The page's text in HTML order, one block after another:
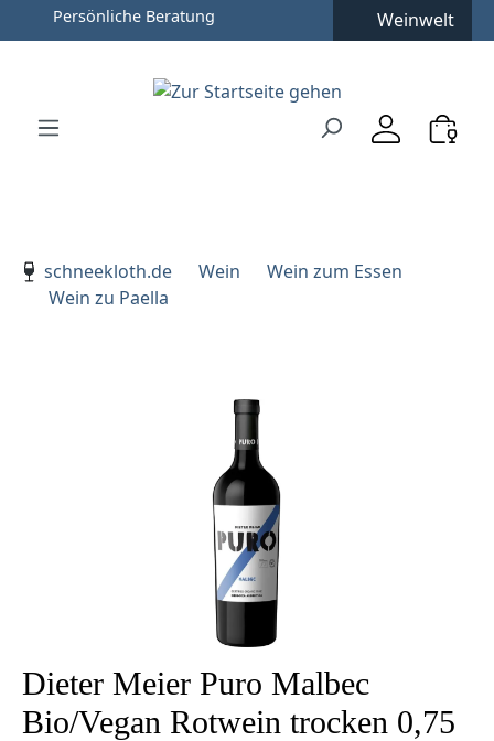
Zum Hauptinhalt springen
Zur Hauptnavigation springen
Persönliche Beratung Weinwelt
schneekloth.de
Wein
Wein zum Essen
Wein zu Paella
Bildergalerie überspringen
Dieter Meier Puro Malbec
Bio/Vegan Rotwein trocken 0,75